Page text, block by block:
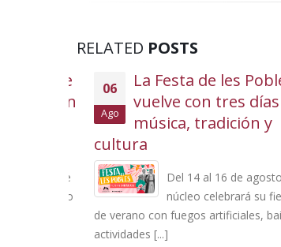
RELATED POSTS
Ago
La Festa de les Pobles
vuelve con tres días de
música, tradición y
cultura
Del 14 al 16 de agosto, el
núcleo celebrará su fiesta
de verano con fuegos artificiales, baile,
actividades [...]